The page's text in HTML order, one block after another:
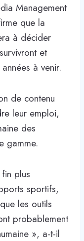
Management
que la
à décider
et
à venir.
de contenu
leur emploi,
des
gamme.
plus
sportifs,
les outils
probablement
», a-t-il